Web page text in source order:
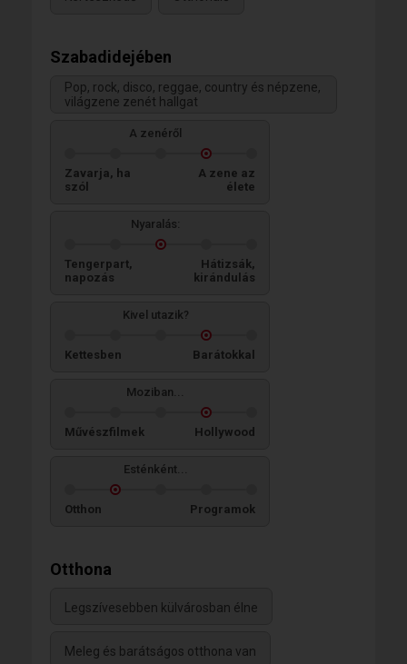
Szabadidejében
Pop, rock, disco, reggae, country és népzene,
világzene zenét hallgat
A zenéről
Zavarja, ha
szól
A zene az
élete
Nyaralás:
Tengerpart,
napozás
Hátizsák,
kirándulás
Kivel utazik?
Kettesben Barátokkal
Moziban...
Művészfilmek Hollywood
Esténként...
Otthon Programok
Otthona
Legszívesebben külvárosban élne
Meleg és barátságos otthona van